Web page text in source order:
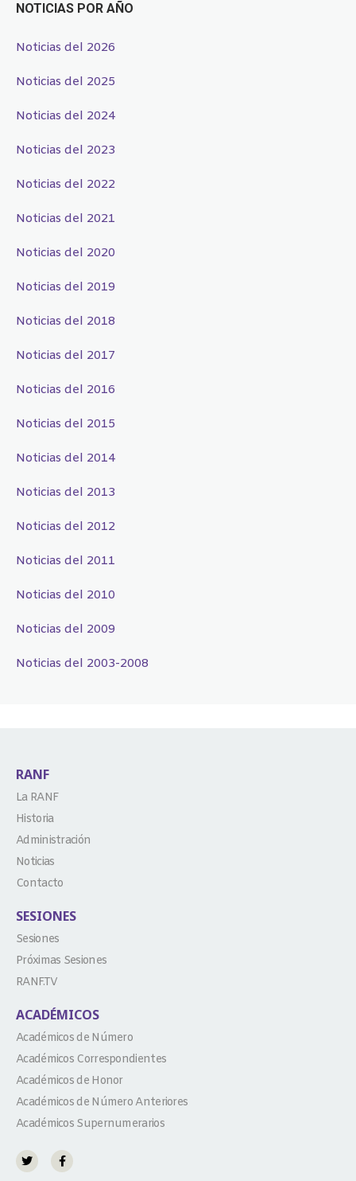
NOTICIAS POR AÑO
Noticias del 2026
Noticias del 2025
Noticias del 2024
Noticias del 2023
Noticias del 2022
Noticias del 2021
Noticias del 2020
Noticias del 2019
Noticias del 2018
Noticias del 2017
Noticias del 2016
Noticias del 2015
Noticias del 2014
Noticias del 2013
Noticias del 2012
Noticias del 2011
Noticias del 2010
Noticias del 2009
Noticias del 2003-2008
RANF
La RANF
Historia
Administración
Noticias
Contacto
SESIONES
Sesiones
Próximas Sesiones
RANF.TV
ACADÉMICOS
Académicos de Número
Académicos Correspondientes
Académicos de Honor
Académicos de Número Anteriores
Académicos Supernumerarios